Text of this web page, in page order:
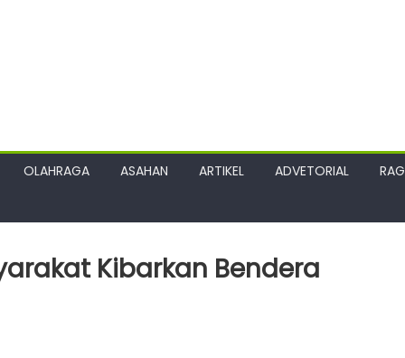
OLAHRAGA ASAHAN ARTIKEL ADVETORIAL
Kibarkan Bendera